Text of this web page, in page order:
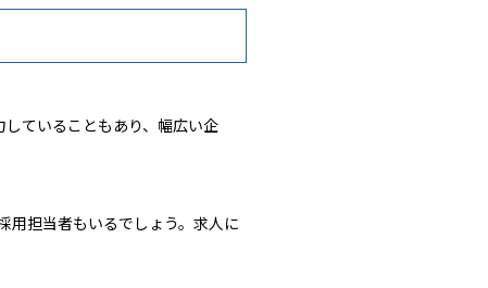
ていることもあり、幅広い企
用担当者もいるでしょう。求人に